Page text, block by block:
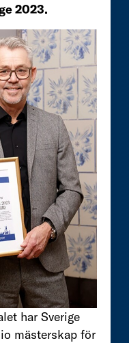
2023.
har Sverige
mästerskap för